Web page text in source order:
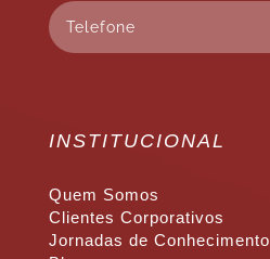
INSTITUCIONAL
Quem Somos
Clientes Corporativos
Jornadas de Conhecimento